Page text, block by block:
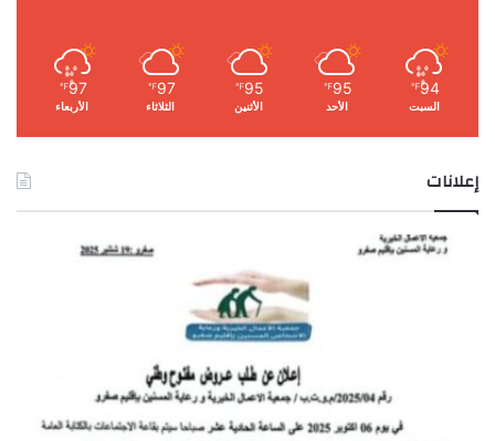
94
℉
السبت
95
℉
الأحد
95
℉
الأثنين
97
℉
الثلاثاء
97
℉
الأربعاء
إعلانات